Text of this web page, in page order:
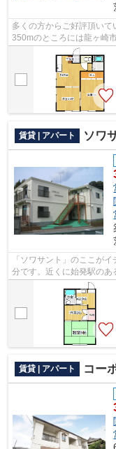
多くの方からご好評頂い
350mのところには龍ヶ崎
です。使い勝手の良いアパ
賃貸 | アパート ソワ
「ソワサント」のここが
分です。近くに始発駅のあ
駅から徒歩8分の駅近物件
賃貸 | アパート コー